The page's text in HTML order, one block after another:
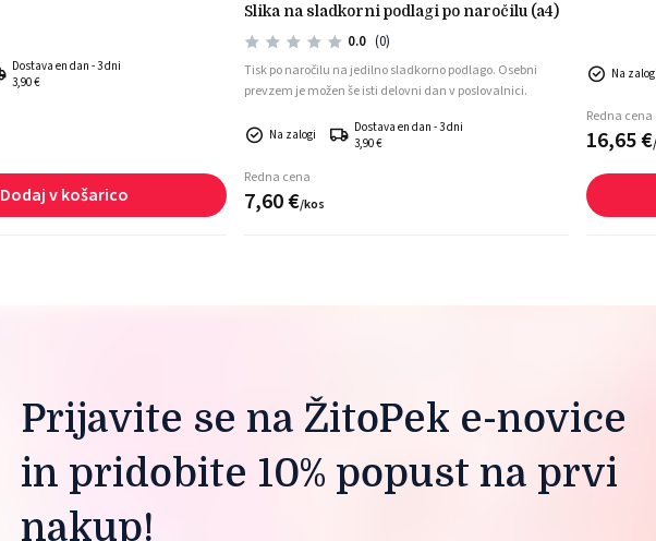
Dostava en dan - 3 dni
3,90 €
Dodaj v košarico
slika na sladkorni podlagi po naročilu (a4)
0.0 (0)
Tisk po naročilu na jedilno sladkorno podlago. Osebni
prevzem je možen še isti delovni dan v poslovalnici.
Na zalogi
Dostava en dan - 3 dni
3,90 €
Redna cena
7,60€/kos
Na
Redna cena
16,65€/
Prijavite se na ŽitoPek e-novice
in pridobite 10% popust na prvi
nakup!